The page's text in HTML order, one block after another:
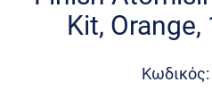
Kit,